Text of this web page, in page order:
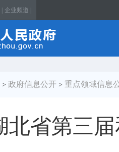
| 企业频道 |
> 政府信息公开 > 重点领域信息
北省第三